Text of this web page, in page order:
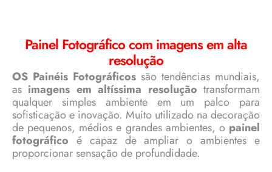
Painel Fotográfico com imagens em alta
resolução
OS Painéis Fotográficos são tendências mundiais,
as imagens em altíssima resolução transformam
qualquer simples ambiente em um palco para
sofisticação e inovação. Muito utilizado na decoração
de pequenos, médios e grandes ambientes, o painel
fotográfico é capaz de ampliar o ambientes e
proporcionar sensação de profundidade.